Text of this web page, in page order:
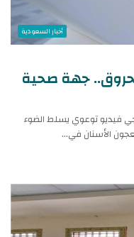
أخبار السعودية
جهة صحية
فيديو توعوي يسلط الضوء
الأسنان في…